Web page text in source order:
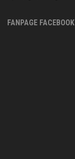
FANPAGE FACEBOOK